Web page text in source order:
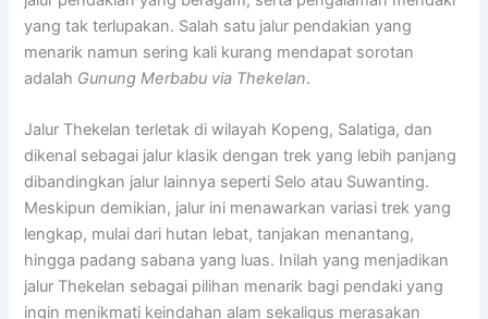
yang tak terlupakan. Salah satu jalur pendakian yang
menarik namun sering kali kurang mendapat sorotan
adalah Gunung Merbabu via Thekelan.
Jalur Thekelan terletak di wilayah Kopeng, Salatiga, dan
dikenal sebagai jalur klasik dengan trek yang lebih panjang
dibandingkan jalur lainnya seperti Selo atau Suwanting.
Meskipun demikian, jalur ini menawarkan variasi trek yang
lengkap, mulai dari hutan lebat, tanjakan menantang,
hingga padang sabana yang luas. Inilah yang menjadikan
jalur Thekelan sebagai pilihan menarik bagi pendaki yang
ingin menikmati keindahan alam sekaligus merasakan